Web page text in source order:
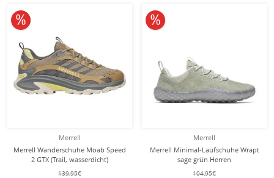
Merrell
Merrell Wanderschuhe Moab Speed
2 GTX (Trail, wasserdicht)
hellbraun/grau Herren
139,95€
10% reduziert
Merrell
Merrell Minimal-Laufschuhe Wrapt
sage grün Herren
104,95€
10% reduziert